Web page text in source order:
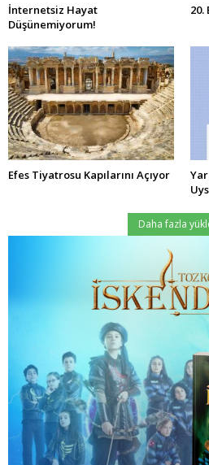
İnternetsiz Hayat
Düşünemiyorum!
20.
Efes Tiyatrosu Kapılarını Açıyor
Daha fazla